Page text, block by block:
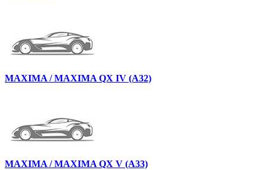
MAXIMA / MAXIMA QX IV (A32)
MAXIMA / MAXIMA QX V (A33)